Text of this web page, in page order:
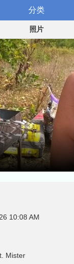
Misterpipe9
照片
10:08 AM
Mister
分类